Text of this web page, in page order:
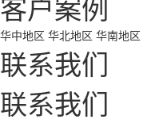
华中地区 华北地区 华南地区
联系我们
联系我们